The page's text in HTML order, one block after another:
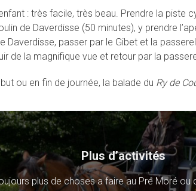
: très facile, très beau. Prendre la piste
de Daverdisse (50 minutes), y prendre
Daverdisse, passer par le Gibet et la
de la magnifique vue et retour par la
ou en fin de journée, la balade du Ry de
Plus d’activités
plus de choses a faire au Pré Moré ou